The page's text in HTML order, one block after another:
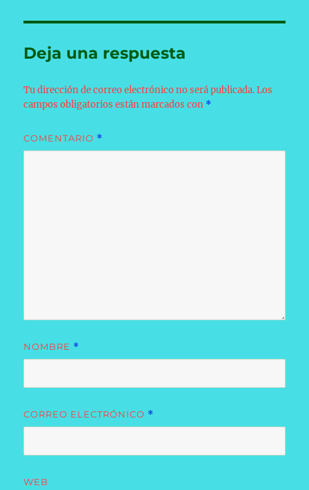
Deja una respuesta
Tu dirección de correo electrónico no será publicada. Los
campos obligatorios están marcados con *
COMENTARIO *
NOMBRE *
CORREO ELECTRÓNICO *
WEB